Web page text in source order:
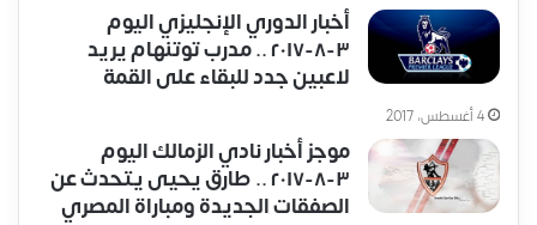
أخبار الدوري الإنجليزي اليوم
٣-٨-٢٠١٧ .. مدرب توتنهام يريد
لاعبين جدد للبقاء على القمة
4 أغسطس، 2017
موجز أخبار نادي الزمالك اليوم
٣-٨-٢٠١٧ .. طارق يحيى يتحدث عن
الصفقات الجديدة ومباراة المصري